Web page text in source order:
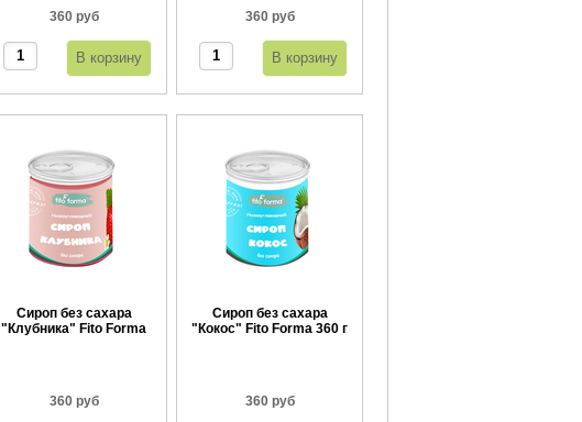
360 руб 360 руб
Сироп без сахара
"Клубника" Fito Forma
360 руб
Сироп без сахара
"Кокос" Fito Forma 360 г
360 руб